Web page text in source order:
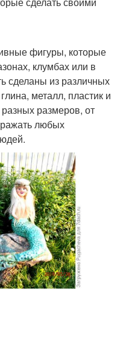
фигуры, которые
клумбах или в
сделаны из различных
металл, пластик и
размеров, от
любых